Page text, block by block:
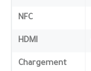
NFC
HDMI
Chargement